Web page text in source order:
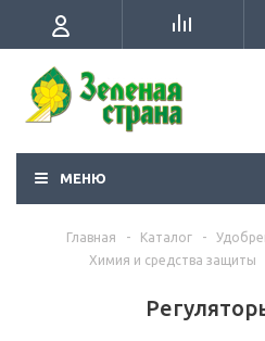
МЕНЮ
Главная - Каталог -
Химия и средства защиты